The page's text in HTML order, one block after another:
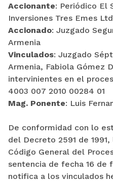
Accionante: Periódico El
Inversiones Tres Emes
Accionado: Juzgado
Armenia
Vinculados: Juzgado
Armenia, Fabiola Gómez
intervinientes en el
4003 007 2010 00284 01
Mag. Ponente: Luis
De conformidad con lo
del Decreto 2591 de
Código General del
sentencia de fecha 16 de
notifica a los vinculados